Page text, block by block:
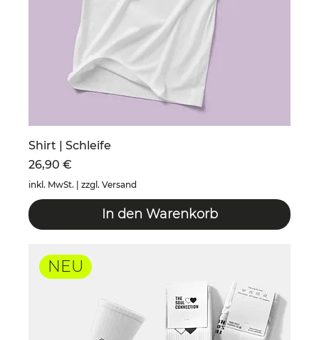
Shirt | Schleife
Preis
26,90 €
inkl. MwSt. zzgl. Versand
In den Warenkorb
NEU